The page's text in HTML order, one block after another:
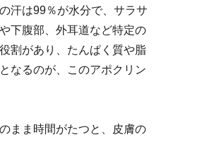
汗は99％が水分で、サラサ
下腹部、外耳道など特定の
割があり、たんぱく質や脂
なるのが、このアポクリン
まま時間がたつと、皮膚の